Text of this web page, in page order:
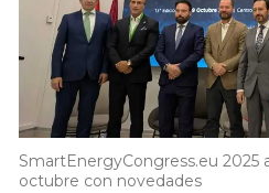
SmartEnergyCongress.eu 2025
octubre con novedades